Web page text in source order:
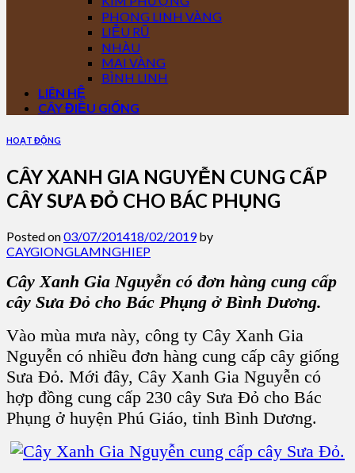
PHONG LINH VÀNG
LIỄU RŨ
NHÀU
MAI VÀNG
BÌNH LINH
LIÊN HỆ
CÂY ĐIỀU GIỐNG
HOẠT ĐỘNG
CÂY XANH GIA NGUYỄN CUNG CẤP
CÂY SƯA ĐỎ CHO BÁC PHỤNG
Posted on03/07/201418/02/2019by
CAYGIONGLAMNGHIEP
Cây Xanh Gia Nguyễn có đơn hàng cung cấp
cây Sưa Đỏ cho Bác Phụng ở Bình Dương.
Vào mùa mưa này, công ty Cây Xanh Gia
Nguyễn có nhiều đơn hàng cung cấp cây giống
Sưa Đỏ. Mới đây, Cây Xanh Gia Nguyễn có
hợp đồng cung cấp 230 cây Sưa Đỏ cho Bác
Phụng ở huyện Phú Giáo, tỉnh Bình Dương.